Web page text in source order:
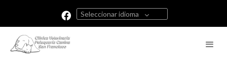
Seleccionar idioma